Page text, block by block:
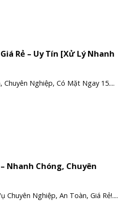
Rẻ – Uy Tín [Xử Lý Nhanh
Nghiệp, Có Mặt Ngay 15....
Nhanh Chóng, Chuyên
Chuyên Nghiệp, An Toàn, Giá Rẻ!....